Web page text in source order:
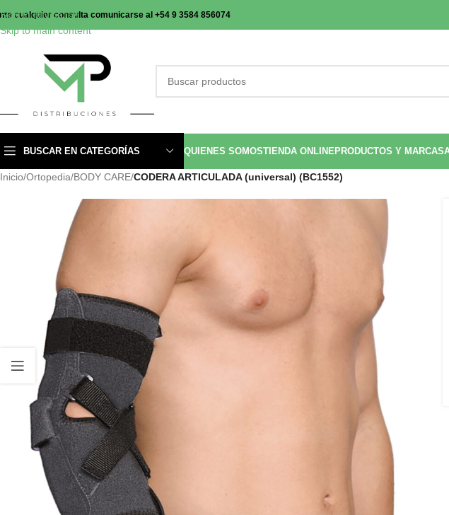
Skip to navigation
Skip to main content
cualquier consulta comunicarse al +54 9 3584 856074
BUSCAR EN CATEGORÍAS QUIENES SOMOSTIENDA ONLINEPRODUCTOS Y MARCAS
Inicio/Ortopedia/BODY CARE/CODERA ARTICULADA (universal) (BC1552)